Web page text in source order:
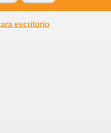
escritorio